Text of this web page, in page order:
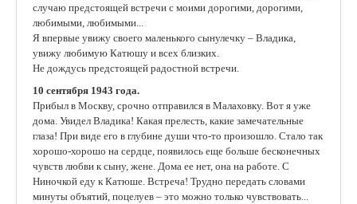
случаю предстоящей встречи с моими дорогими, дорогими,
любимыми, любимыми...
Я впервые увижу своего маленького сынулечку – Владика,
увижу любимую Катюшу и всех близких.
Не дождусь предстоящей радостной встречи.
10 сентября 1943 года.
Прибыл в Москву, срочно отправился в Малаховку. Вот я уже
дома. Увидел Владика! Какая прелесть, какие замечательные
глаза! При виде его в глубине души что-то произошло. Стало так
хорошо-хорошо на сердце, появилось еще больше бесконечных
чувств любви к сыну, жене. Дома ее нет, она на работе. С
Ниночкой еду к Катюше. Встреча! Трудно передать словами
минуты объятий, поцелуев – это можно только чувствовать...